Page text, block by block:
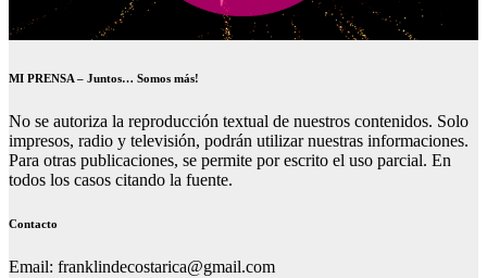
MI PRENSA – Juntos… Somos más!
No se autoriza la reproducción textual de nuestros contenidos. Solo
impresos, radio y televisión, podrán utilizar nuestras informaciones.
Para otras publicaciones, se permite por escrito el uso parcial. En
todos los casos citando la fuente.
Contacto
Email: franklindecostarica@gmail.com